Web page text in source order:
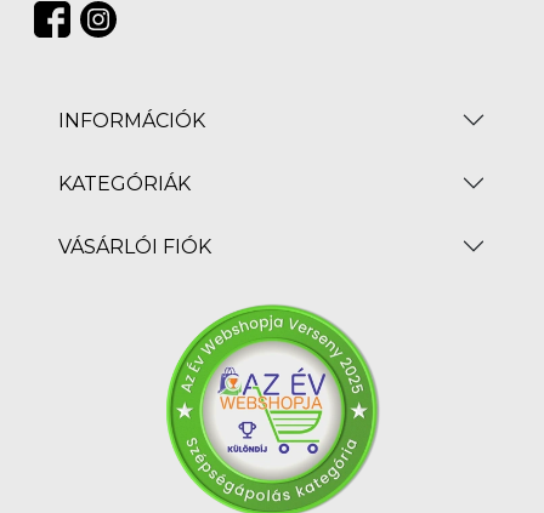
INFORMÁCIÓK
KATEGÓRIÁK
VÁSÁRLÓI FIÓK